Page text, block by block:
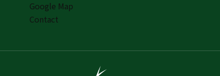
Google Map
Contact